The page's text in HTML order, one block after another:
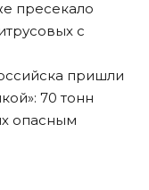
пресекало
с
пришли
70 тонн
опасным